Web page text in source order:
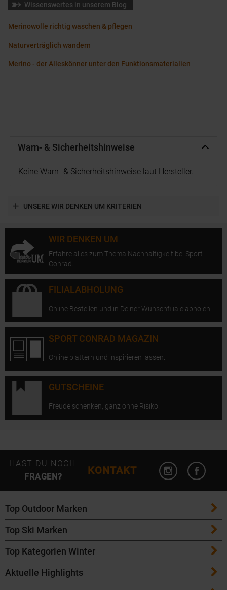
Wissenswertes in unserem Blog
Merinowolle richtig waschen & pflegen
Naturverträglich wandern
Merino - der Alleskönner unter den Funktionsmaterialien
Warn- & Sicherheitshinweise
Keine Warn- & Sicherheitshinweise laut Hersteller.
UNSERE WIR DENKEN UM KRITERIEN
WIR DENKEN UM
Erfahre alles zum Thema Nachhaltigkeit bei Sport
Conrad.
FILIALABHOLUNG
Online Bestellen und in Deiner Wunschfiliale abholen.
SPORT CONRAD MAGAZIN
Online blättern und inspirieren lassen.
GUTSCHEINE
Freude schenken, ganz ohne Risiko.
HAST DU NOCH
FRAGEN?
KONTAKT
Instagram
Top Outdoor Marken
Patagonia
Maloja
Salomon
Top Ski Marken
ATK Bindungen
K2 Ski
Top Kategorien Winter
Ski
Aktuelle Highlights